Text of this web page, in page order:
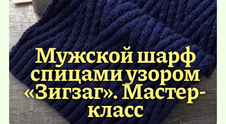
Мужской шарф
спицами узором
«Зигзаг». Мастер-
класс